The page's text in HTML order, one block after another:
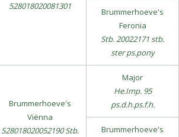
528018020081301
Brummerhoeve's
Feronia
Stb. 20022171 stb.
ster ps.pony
Brummerhoeve's
Viënna
528018020052190 Stb.
Major
He.Imp. 95
ps.d.h.ps.f.h.
Brummerhoeve's